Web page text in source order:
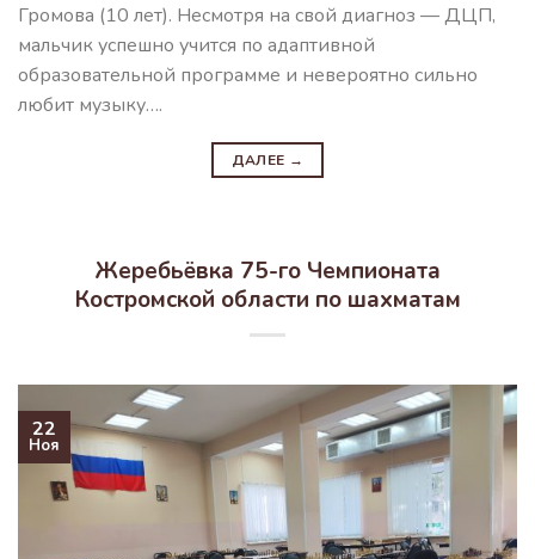
Громова (10 лет). Несмотря на свой диагноз — ДЦП,
мальчик успешно учится по адаптивной
образовательной программе и невероятно сильно
любит музыку….
ДАЛЕЕ →
Жеребьёвка 75-го Чемпионата
Костромской области по шахматам
22
Ноя